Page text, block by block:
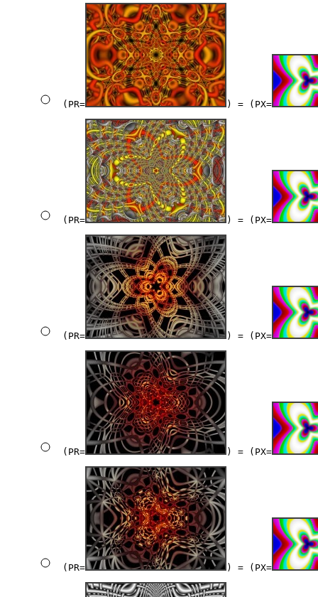
(PR= ) = (PX=
(PR= ) = (PX=
(PR= ) = (PX=
(PR= ) = (PX=
(PR= ) = (PX=